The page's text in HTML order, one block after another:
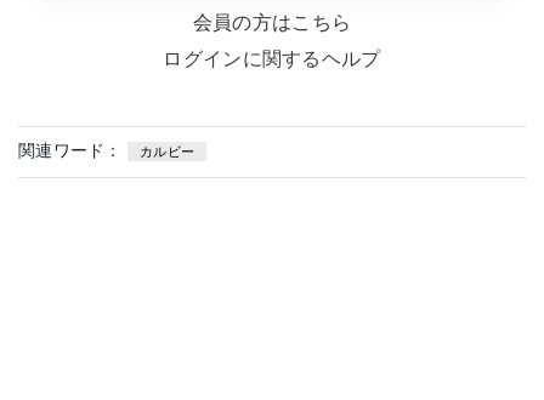
会員の方はこちら
ログインに関するヘルプ
関連ワード： カルビー